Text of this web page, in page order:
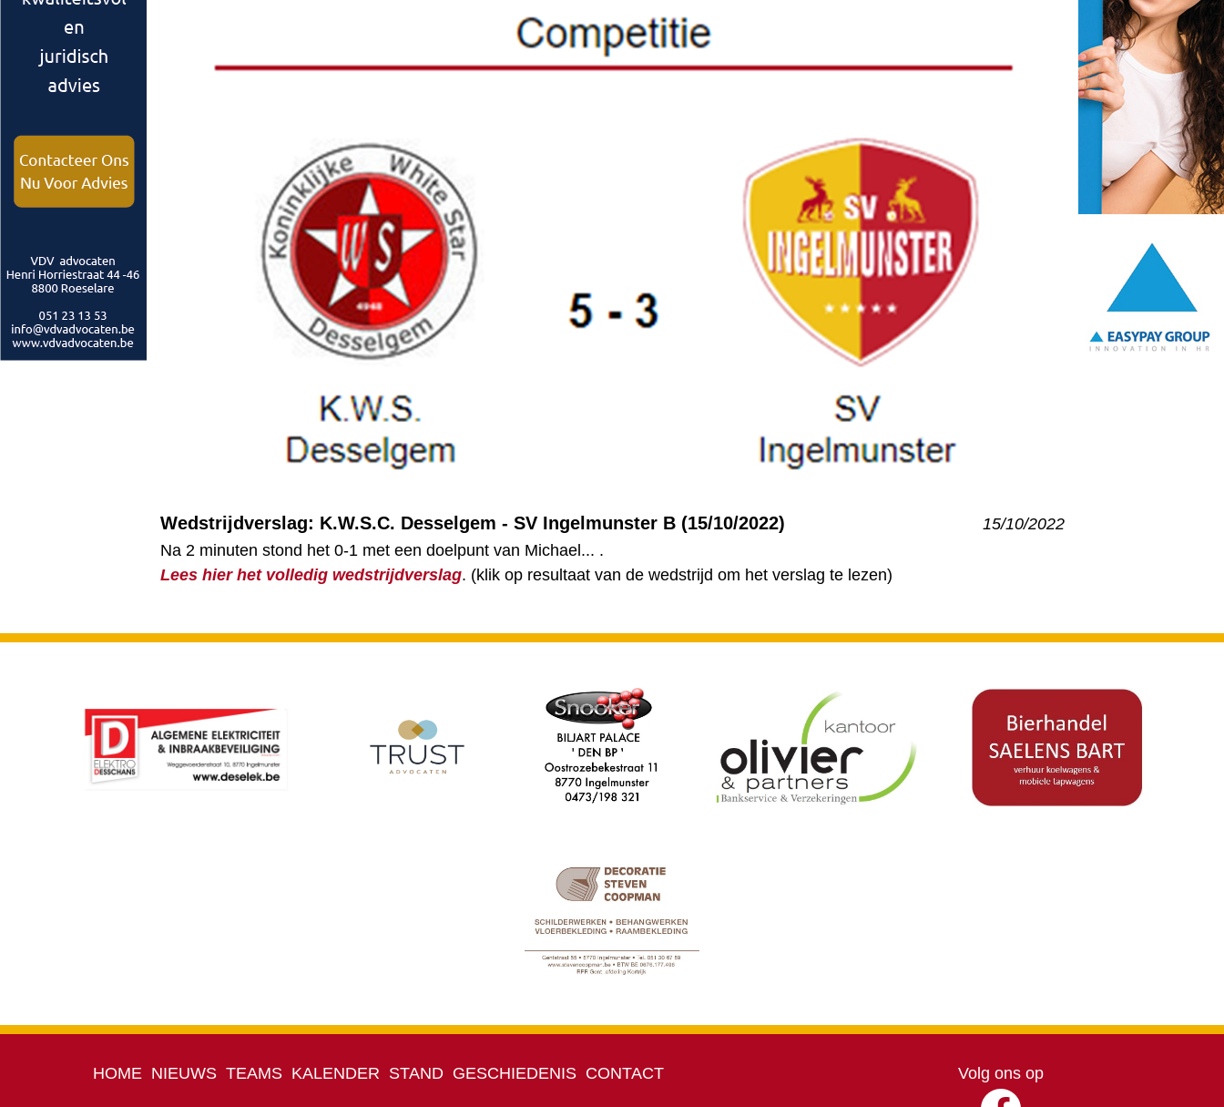
Wedstrijdverslag: K.W.S.C. Desselgem - SV Ingelmunster B (15/10/2022)
15/10/2022
Na 2 minuten stond het 0-1 met een doelpunt van Michael... .
Lees hier het volledig wedstrijdverslag. (klik op resultaat van de wedstrijd om het verslag te lezen)
HOME NIEUWS TEAMS KALENDER STAND GESCHIEDENIS CONTACT Volg ons op